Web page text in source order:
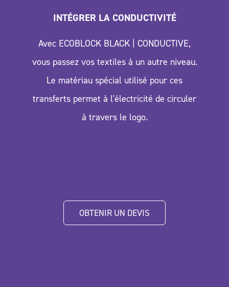
INTÉGRER LA CONDUCTIVITÉ
Avec ECOBLOCK BLACK | CONDUCTIVE,
vous passez vos textiles à un autre niveau.
Le matériau spécial utilisé pour ces
transferts permet à l'électricité de circuler
à travers le logo.
OBTENIR UN DEVIS